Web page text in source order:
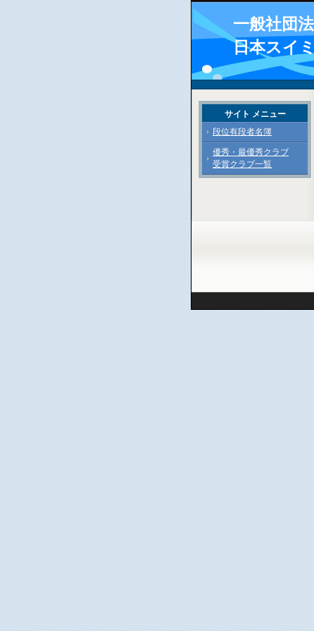
一般社団
日本スイ
サイト メニュー
段位有段者名簿
優秀・最優秀クラブ
受賞クラブ一覧